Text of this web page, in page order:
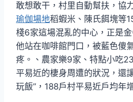
敢想敢干，村里自動幫扶，協
瑜伽場地稻蝦米、陳氏餌塊等
棧6家這場混亂的中心，正是
他站在咖啡館門口，被藍色傻
疼。、農家樂9家、特點小吃
平易近的棲身周遭的狀況，還
玩飯”，188戶村平易近戶均年